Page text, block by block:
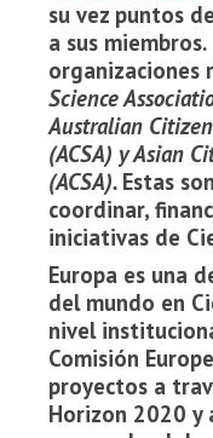
su vez puntos
a sus
organizaciones
Science
Australian
(ACSA) y Asian
(ACSA). Estas
coordinar,
iniciativas de
Europa es una
del mundo en
nivel
Comisión
proyectos a
Horizon 2020 y